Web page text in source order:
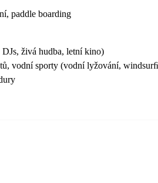
paddle boarding
živá hudba, letní kino)
vodní sporty (vodní lyžování,